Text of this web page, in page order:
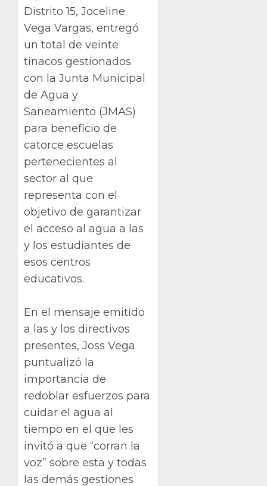
Distrito 15, Joceline
Vega Vargas, entregó
un total de veinte
tinacos gestionados
con la Junta Municipal
de Agua y
Saneamiento (JMAS)
para beneficio de
catorce escuelas
pertenecientes al
sector al que
representa con el
objetivo de garantizar
el acceso al agua a las
y los estudiantes de
esos centros
educativos.
En el mensaje emitido
a las y los directivos
presentes, Joss Vega
puntualizó la
importancia de
redoblar esfuerzos para
cuidar el agua al
tiempo en el que les
invitó a que “corran la
voz” sobre esta y todas
las demás gestiones